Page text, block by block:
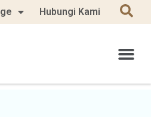
Hubungi Kami